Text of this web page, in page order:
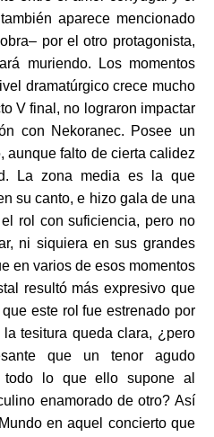
aparece mencionado
por el otro protagonista,
muriendo. Los momentos
dramatúrgico crece mucho
V final, no lograron impactar
con Nekoranec. Posee un
aunque falto de cierta calidez
La zona media es la que
su canto, e hizo gala de una
rol con suficiencia, pero no
ni siquiera en sus grandes
en varios de esos momentos
resultó más expresivo que
este rol fue estrenado por
tesitura queda clara, ¿pero
que un tenor agudo
todo lo que ello supone al
enamorado de otro? Así
en aquel concierto que